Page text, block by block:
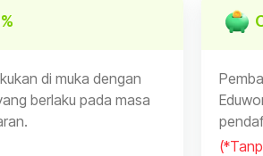
di muka dengan
berlaku pada masa